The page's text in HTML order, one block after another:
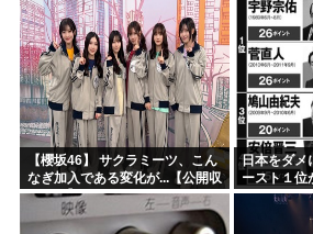
【櫻坂46】 サクラミーツ、こん
なぎ加入である変化が...【公開収
録レポ】
日本をダメ
ースト１位
ｗｗｗｗ